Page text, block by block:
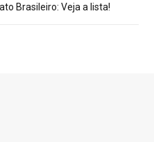
Brasileiro: Veja a lista!